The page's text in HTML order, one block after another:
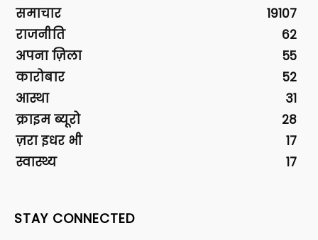
समाचार
19107
राजनीति
62
अपना ज़िला
55
कारोबार
52
आस्था
31
क्राइम ब्यूरो
28
ज़रा इधर भी
17
स्वास्थ्य
17
STAY CONNECTED